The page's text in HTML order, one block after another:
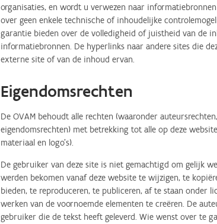
organisaties, en wordt u verwezen naar
over geen enkele technische of inhoudelijke
garantie bieden over de volledigheid of juistheid van de
informatiebronnen. De hyperlinks naar andere sites die
externe site of van de inhoud ervan.
Eigendomsrechten
De OVAM behoudt alle rechten (waaronder
eigendomsrechten) met betrekking tot alle op deze
materiaal en logo's).
De gebruiker van deze site is niet gemachtigd om gelijk
werden bekomen vanaf deze website te wijzigen, te
bieden, te reproduceren, te publiceren, af te staan onder
werken van de voornoemde elementen te creëren. De
gebruiker die de tekst heeft geleverd. Wie wenst over te